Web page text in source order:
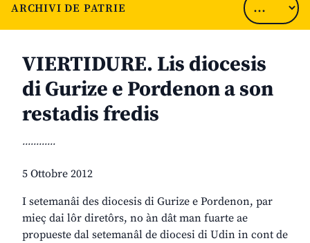
ARCHIVI DE PATRIE
VIERTIDURE. Lis diocesis
di Gurize e Pordenon a son
restadis fredis
............
5 Ottobre 2012
I setemanâi des diocesis di Gurize e Pordenon, par
mieç dai lôr diretôrs, no àn dât man fuarte ae
propueste dal setemanâl de diocesi di Udin in cont de